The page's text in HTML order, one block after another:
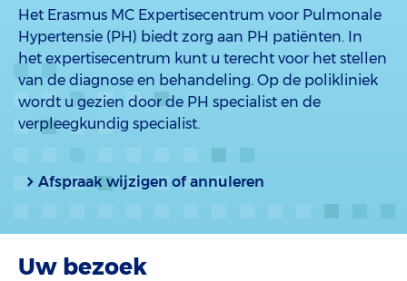
Het Erasmus MC Expertisecentrum voor Pulmonale
Hypertensie (PH) biedt zorg aan PH patiënten. In
het expertisecentrum kunt u terecht voor het stellen
van de diagnose en behandeling. Op de polikliniek
wordt u gezien door de PH specialist en de
verpleegkundig specialist.
Afspraak wijzigen of annuleren
Uw bezoek